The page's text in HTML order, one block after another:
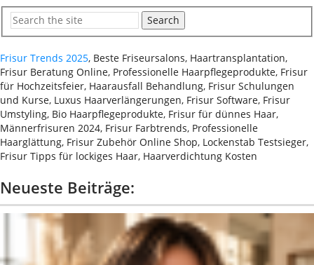
Search
Frisur Trends 2025, Beste Friseursalons, Haartransplantation,
Frisur Beratung Online, Professionelle Haarpflegeprodukte, Frisur
für Hochzeitsfeier, Haarausfall Behandlung, Frisur Schulungen
und Kurse, Luxus Haarverlängerungen, Frisur Software, Frisur
Umstyling, Bio Haarpflegeprodukte, Frisur für dünnes Haar,
Männerfrisuren 2024, Frisur Farbtrends, Professionelle
Haarglättung, Frisur Zubehör Online Shop, Lockenstab Testsieger,
Frisur Tipps für lockiges Haar, Haarverdichtung Kosten
Neueste Beiträge: